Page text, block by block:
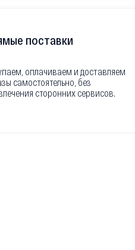
поставки
оплачиваем и доставляем
самостоятельно, без
сторонних сервисов.